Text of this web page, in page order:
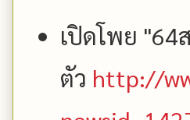
เปิดโพย
ตัว http://